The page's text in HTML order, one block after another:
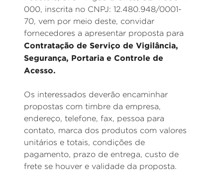
000, inscrita no CNPJ: 12.480.948/0001-
70, vem por meio deste, convidar
fornecedores a apresentar proposta para
Contratação de Serviço de Vigilância,
Segurança, Portaria e Controle de
Acesso.
Os interessados deverão encaminhar
propostas com timbre da empresa,
endereço, telefone, fax, pessoa para
contato, marca dos produtos com valores
unitários e totais, condições de
pagamento, prazo de entrega, custo de
frete se houver e validade da proposta.